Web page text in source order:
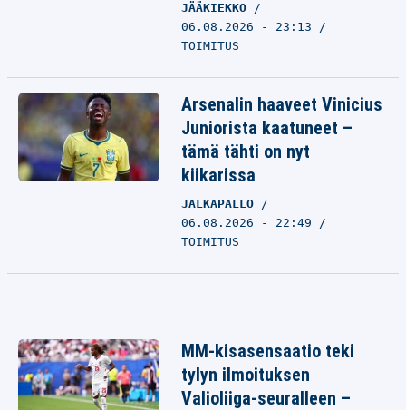
JÄÄKIEKKO
06.08.2026 - 23:13
TOIMITUS
Arsenalin haaveet Vinicius
Juniorista kaatuneet –
tämä tähti on nyt
kiikarissa
JALKAPALLO
06.08.2026 - 22:49
TOIMITUS
MM-kisasensaatio teki
tylyn ilmoituksen
Valioliiga-seuralleen –